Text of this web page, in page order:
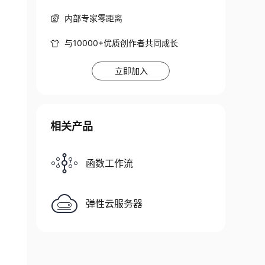
内部专家零距离
与10000+优质创作者共同成长
立即加入
相关产品
函数工作流
弹性云服务器